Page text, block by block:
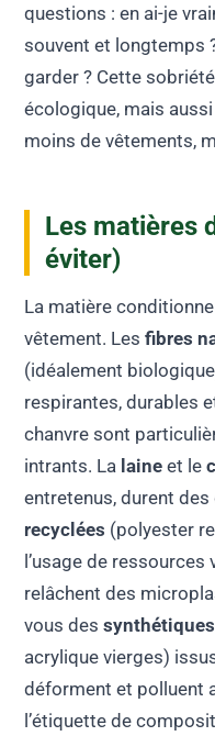
questions : en ai-je
souvent et longtemps
garder ? Cette
écologique, mais
moins de vêtements,
Les matières
éviter)
La matière
vêtement. Lesfibres
(idéalement
respirantes, durables
chanvre sont
intrants. La laine et le
entretenus, durent des
recyclées (polyester
l’usage de ressources
relâchent des
vous des
acrylique vierges)
déforment et polluent
l’étiquette de